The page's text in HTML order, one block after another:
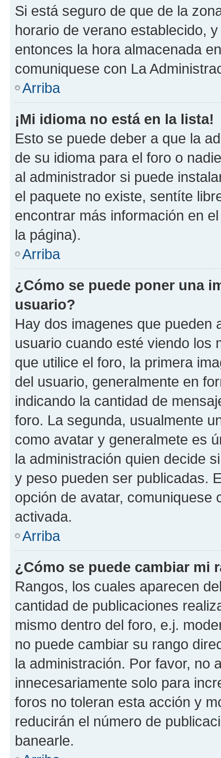
Si está seguro de que de la
horario de verano establecido,
entonces la hora almacenada
comuniquese con La
Arriba
¡Mi idioma no está en la lista!
Esto se puede deber a que la
de su idioma para el foro o
al administrador si puede
el paquete no existe, sentíte
encontrar más información en
la página).
Arriba
¿Cómo se puede poner una
usuario?
Hay dos imagenes que pueden
usuario cuando esté viendo los
que utilice el foro, la primera
del usuario, generalmente en
indicando la cantidad de
foro. La segunda, usualmente
como avatar y generalmete es
la administración quien decide
y peso pueden ser publicadas.
opción de avatar, comuniquese
activada.
Arriba
¿Cómo se puede cambiar mi
Rangos, los cuales aparecen
cantidad de publicaciones
mismo dentro del foro, e.j.
no puede cambiar su rango
la administración. Por favor, no
innecesariamente solo para
foros no toleran esta acción y
reducirán el número de
banearle.